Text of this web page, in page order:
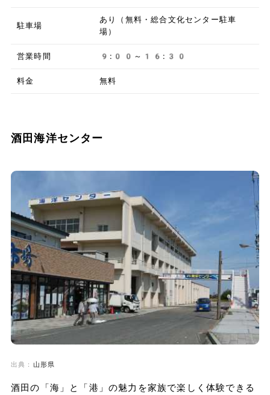
駐車場
あり（無料・総合文化センター駐車
場）
営業時間 9:00～16:30
料金 無料
酒田海洋センター
出典： 山形県
酒田の「海」と「港」の魅力を家族で楽しく体験できる